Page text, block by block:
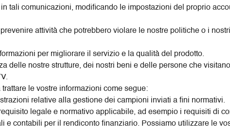
tali comunicazioni, modificando le impostazioni del proprio
attività che potrebbero violare le nostre politiche o i
per migliorare il servizio e la qualità del prodotto.
delle nostre strutture, dei nostri beni e delle persone che
le vostre informazioni come segue:
relative alla gestione dei campioni inviati a fini normativi.
legale e normativo applicabile, ad esempio i requisiti di
e contabili per il rendiconto finanziario. Possiamo utilizzare le